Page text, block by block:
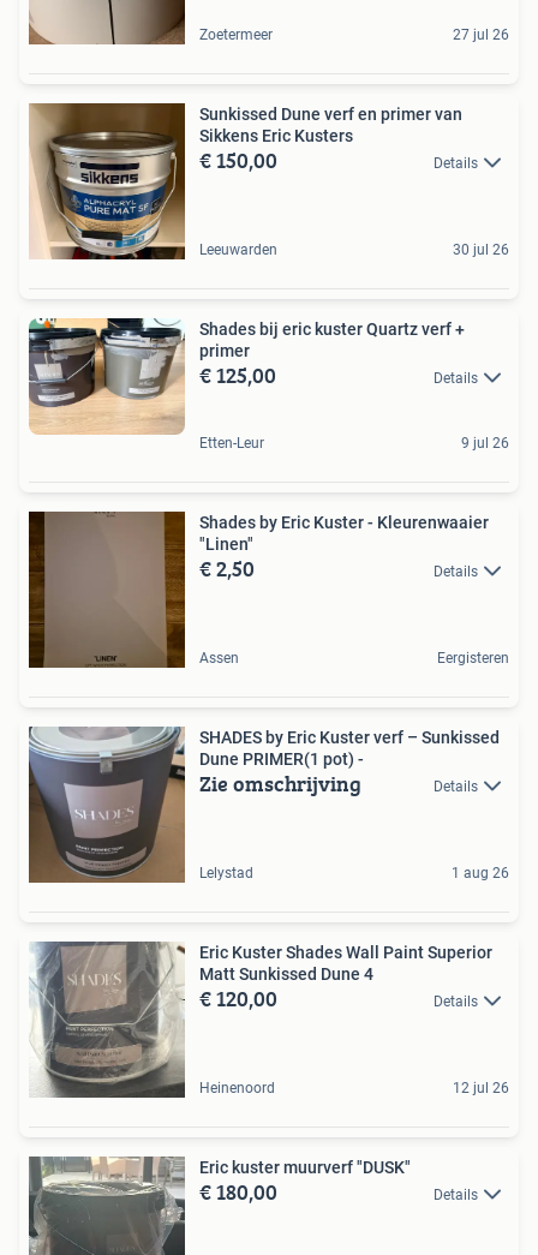
Zoetermeer 27 jul 26
Sunkissed Dune verf en primer van
Sikkens Eric Kusters
€ 150,00 Details
Leeuwarden 30 jul 26
Shades bij eric kuster Quartz verf +
primer
€ 125,00 Details
Etten-Leur 9 jul 26
Shades by Eric Kuster - Kleurenwaaier
"Linen"
€ 2,50 Details
Assen Eergisteren
SHADES by Eric Kuster verf – Sunkissed
Dune PRIMER(1 pot) -
Zie omschrijving Details
Lelystad 1 aug 26
Eric Kuster Shades Wall Paint Superior
Matt Sunkissed Dune 4
€ 120,00 Details
Heinenoord 12 jul 26
Eric kuster muurverf "DUSK"
€ 180,00 Details